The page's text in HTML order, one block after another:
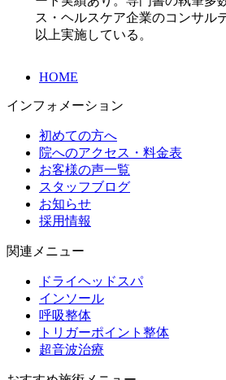
ス・ヘルスケア企業のコンサル
以上実施している。
HOME
インフォメーション
初めての方へ
院へのアクセス・料金表
お客様の声一覧
スタッフブログ
お知らせ
採用情報
関連メニュー
ドライヘッドスパ
インソール
呼吸整体
トリガーポイント整体
超音波治療